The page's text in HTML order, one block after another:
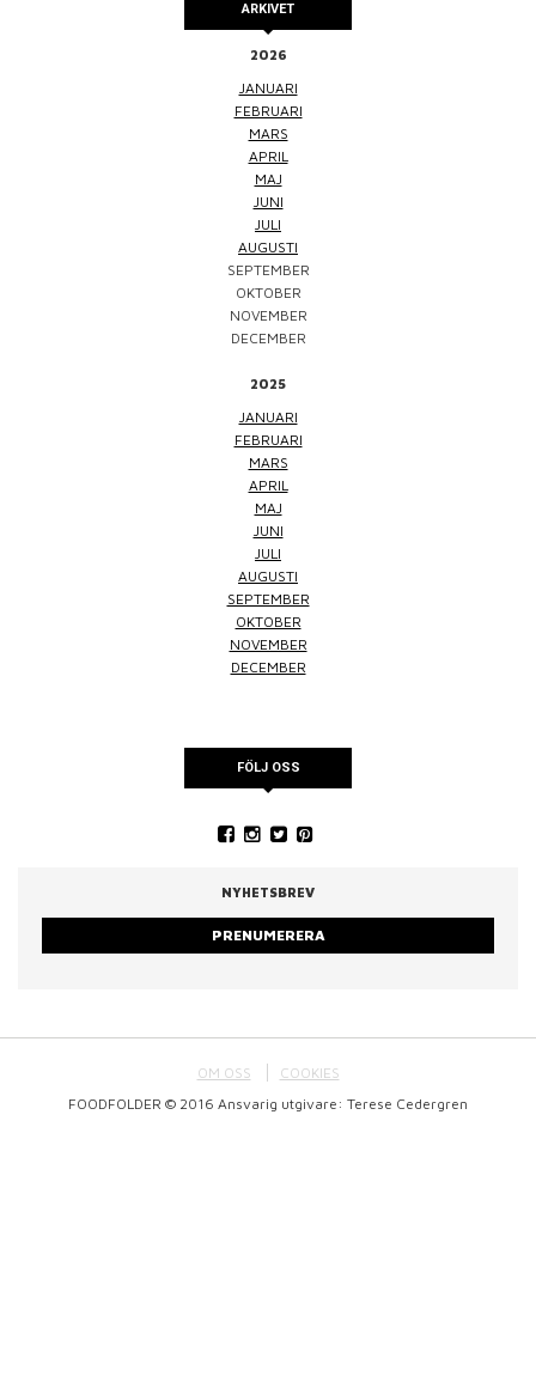
ARKIVET
2026
JANUARI
FEBRUARI
MARS
APRIL
MAJ
JUNI
JULI
AUGUSTI
SEPTEMBER
OKTOBER
NOVEMBER
DECEMBER
2025
JANUARI
FEBRUARI
MARS
APRIL
MAJ
JUNI
JULI
AUGUSTI
SEPTEMBER
OKTOBER
NOVEMBER
DECEMBER
FÖLJ OSS
NYHETSBREV
PRENUMERERA
OM OSS
COOKIES
FOODFOLDER © 2016 Ansvarig utgivare: Terese Cedergren